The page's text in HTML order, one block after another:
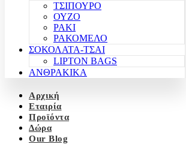
ΤΣΙΠΟΥΡΟ
ΟΥΖΟ
ΡΑΚΙ
ΡΑΚΟΜΕΛΟ
ΣΟΚΟΛΑΤΑ-ΤΣΑΙ
LIPTON BAGS
ΑΝΘΡΑΚΙΚΑ
Αρχική
Εταιρία
Προϊόντα
Δώρα
Our Blog